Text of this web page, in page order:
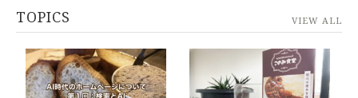
TOPICS VIEW ALL